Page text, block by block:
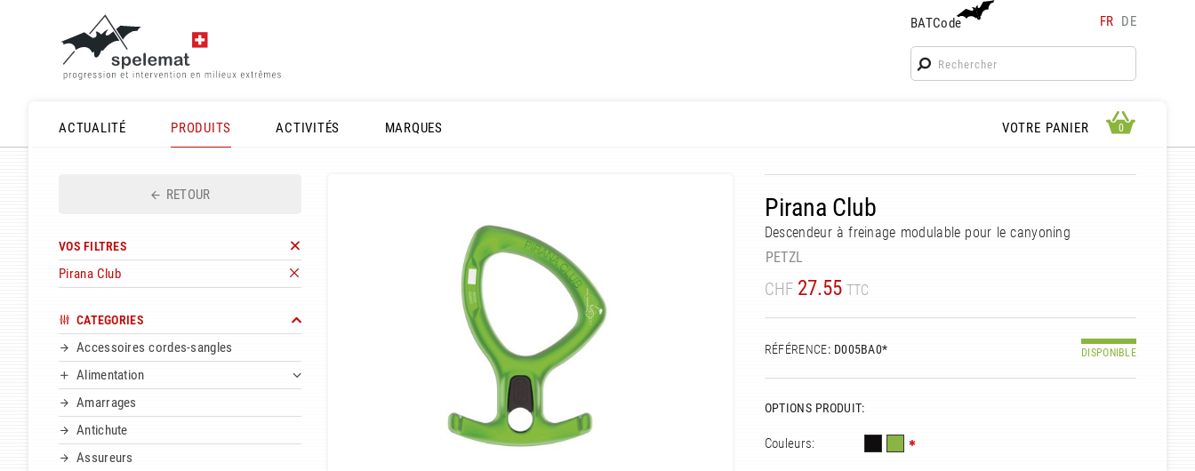
BATCode FR DE
BATCode
Rentrez votre BATCode et validez
ACTUALITÉ
PRODUITS ACTIVITÉS MARQUES VOTRE PANIER 0 0
RETOUR
VOS FILTRES
Pirana Club
CATEGORIES
Accessoires cordes-sangles
Alimentation
Amarrages
Antichute
Assureurs
Pirana Club
Descendeur à freinage modulable pour le canyoning
PETZL
CHF 27.55 TTC
RÉFÉRENCE: D005BA0* DISPONIBLE
OPTIONS PRODUIT:
Couleurs: